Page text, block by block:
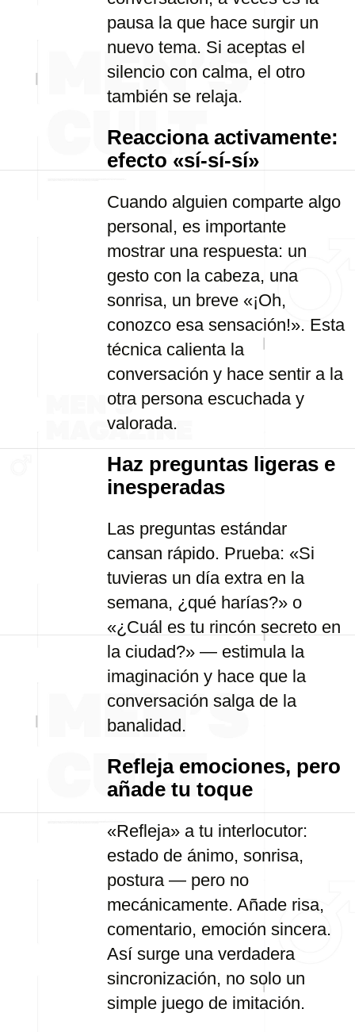
pausa la que hace surgir un
nuevo tema. Si aceptas el
silencio con calma, el otro
también se relaja.
Reacciona activamente:
efecto «sí-sí-sí»
Cuando alguien comparte algo
personal, es importante
mostrar una respuesta: un
gesto con la cabeza, una
sonrisa, un breve «¡Oh,
conozco esa sensación!». Esta
técnica calienta la
conversación y hace sentir a la
otra persona escuchada y
valorada.
Haz preguntas ligeras e
inesperadas
Las preguntas estándar
cansan rápido. Prueba: «Si
tuvieras un día extra en la
semana, ¿qué harías?» o
«¿Cuál es tu rincón secreto en
la ciudad?» — estimula la
imaginación y hace que la
conversación salga de la
banalidad.
Refleja emociones, pero
añade tu toque
«Refleja» a tu interlocutor:
estado de ánimo, sonrisa,
postura — pero no
mecánicamente. Añade risa,
comentario, emoción sincera.
Así surge una verdadera
sincronización, no solo un
simple juego de imitación.